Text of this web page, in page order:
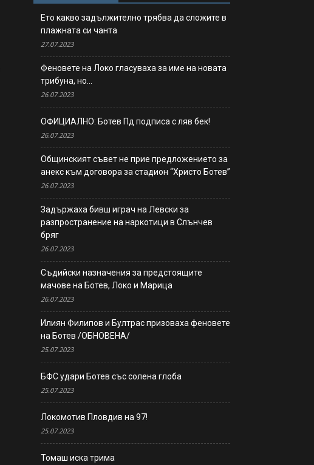
Ето какво задължително трябва да сложите в
плажната си чанта
27.07.2023
Феновете на Локо гласуваха за име на новата
трибуна, но…
26.07.2023
ОФИЦИАЛНО: Ботев Пд подписа с ляв бек!
26.07.2023
Общинският съвет не прие предложението за
анекс към договора за стадион “Христо Ботев”
26.07.2023
Задържаха бивш играч на Левски за
разпространение на наркотици в Слънчев
бряг
26.07.2023
Съдийски назначения за предстоящите
мачове на Ботев, Локо и Марица
26.07.2023
Илиян Филипов и Бултрас призоваха феновете
на Ботев /ОБНОВЕНА/
25.07.2023
БФС удари Ботев със солена глоба
25.07.2023
Локомотив Пловдив на 97!
25.07.2023
Томаш иска трима